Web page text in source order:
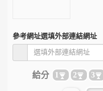
參考網址選填外部連結網址
給分 1 2 3